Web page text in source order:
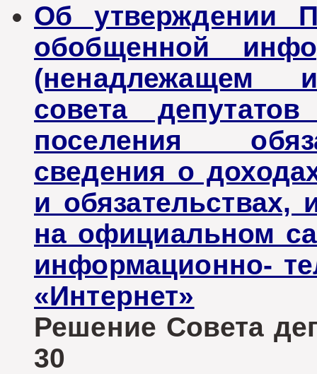
Об утверждении
обобщенной
(ненадлежащем
совета депутатов
поселения
сведения о
и обязательствах,
на официальном
информационно-
«Интернет»
Решение Совета
30